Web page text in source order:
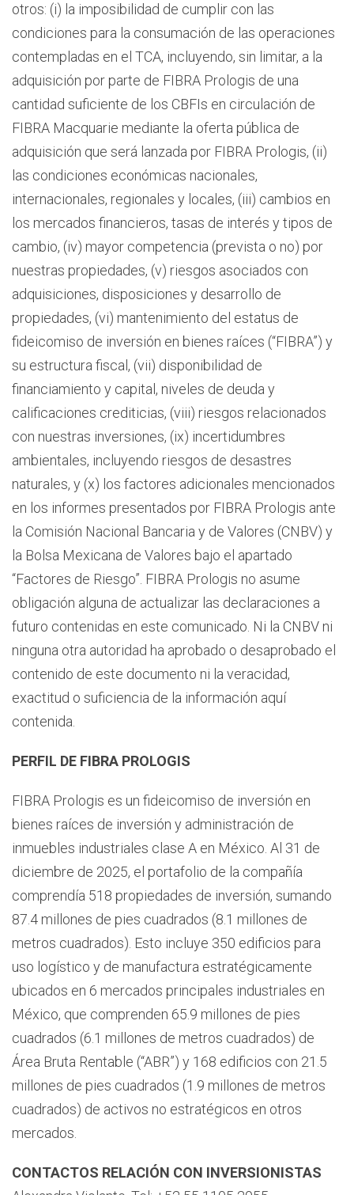
otros: (i) la imposibilidad de cumplir con las
condiciones para la consumación de las operaciones
contempladas en el TCA, incluyendo, sin limitar, a la
adquisición por parte de FIBRA Prologis de una
cantidad suficiente de los CBFIs en circulación de
FIBRA Macquarie mediante la oferta pública de
adquisición que será lanzada por FIBRA Prologis, (ii)
las condiciones económicas nacionales,
internacionales, regionales y locales, (iii) cambios en
los mercados financieros, tasas de interés y tipos de
cambio, (iv) mayor competencia (prevista o no) por
nuestras propiedades, (v) riesgos asociados con
adquisiciones, disposiciones y desarrollo de
propiedades, (vi) mantenimiento del estatus de
fideicomiso de inversión en bienes raíces (“FIBRA”) y
su estructura fiscal, (vii) disponibilidad de
financiamiento y capital, niveles de deuda y
calificaciones crediticias, (viii) riesgos relacionados
con nuestras inversiones, (ix) incertidumbres
ambientales, incluyendo riesgos de desastres
naturales, y (x) los factores adicionales mencionados
en los informes presentados por FIBRA Prologis ante
la Comisión Nacional Bancaria y de Valores (CNBV) y
la Bolsa Mexicana de Valores bajo el apartado
“Factores de Riesgo”. FIBRA Prologis no asume
obligación alguna de actualizar las declaraciones a
futuro contenidas en este comunicado. Ni la CNBV ni
ninguna otra autoridad ha aprobado o desaprobado el
contenido de este documento ni la veracidad,
exactitud o suficiencia de la información aquí
contenida.
PERFIL DE FIBRA PROLOGIS
FIBRA Prologis es un fideicomiso de inversión en
bienes raíces de inversión y administración de
inmuebles industriales clase A en México. Al 31 de
diciembre de 2025, el portafolio de la compañía
comprendía 518 propiedades de inversión, sumando
87.4 millones de pies cuadrados (8.1 millones de
metros cuadrados). Esto incluye 350 edificios para
uso logístico y de manufactura estratégicamente
ubicados en 6 mercados principales industriales en
México, que comprenden 65.9 millones de pies
cuadrados (6.1 millones de metros cuadrados) de
Área Bruta Rentable (“ABR”) y 168 edificios con 21.5
millones de pies cuadrados (1.9 millones de metros
cuadrados) de activos no estratégicos en otros
mercados.
CONTACTOS RELACIÓN CON INVERSIONISTAS